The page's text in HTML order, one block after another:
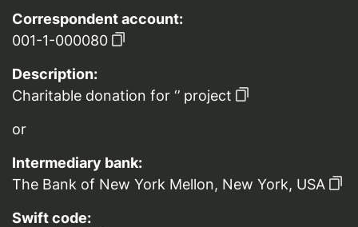
Correspondent account:
001-1-000080
Description:
Charitable donation for ‘’ project
or
Intermediary bank:
The Bank of New York Mellon, New York, USA
Swift code: